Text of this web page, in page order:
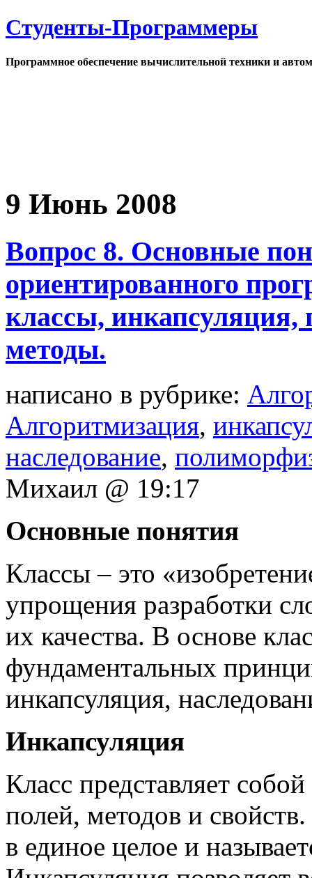
Студенты-Программеры
Программное обеспечение вычислительной техники и
9 Июнь 2008
Вопрос 8. Основные
ориентированного
классы, инкапсуляция,
методы.
написано в рубрике:
Алгоритмизация,
наследование,
Михаил @ 19:17
Основные понятия
Классы – это
упрощения разработки
их качества. В основе
фундаментальных
инкапсуляция,
Инкапсуляция
Класс представляет
полей, методов и
в единое целое и